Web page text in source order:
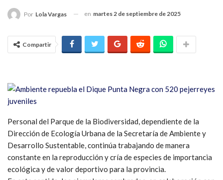
Por Lola Vargas en martes 2 de septiembre de 2025
Compartir
Personal del Parque de la Biodiversidad, dependiente de la
Dirección de Ecología Urbana de la Secretaría de Ambiente y
Desarrollo Sustentable, continúa trabajando de manera
constante en la reproducción y cría de especies de importancia
ecológica y de valor deportivo para la provincia.